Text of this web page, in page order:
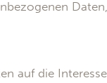
auf die